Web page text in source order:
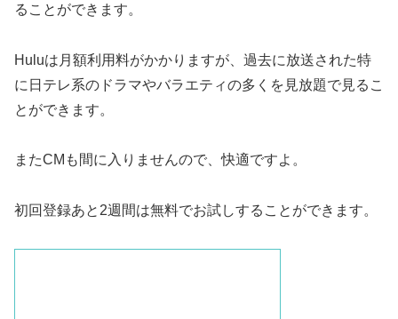
ることができます。
Huluは月額利用料がかかりますが、過去に放送された特
に日テレ系のドラマやバラエティの多くを見放題で見るこ
とができます。
またCMも間に入りませんので、快適ですよ。
初回登録あと2週間は無料でお試しすることができます。